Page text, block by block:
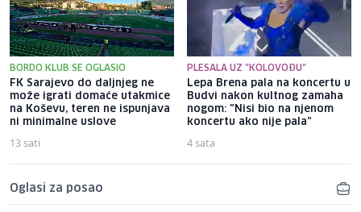
BORDO KLUB SE OGLASIO
FK Sarajevo do daljnjeg ne
može igrati domaće utakmice
na Koševu, teren ne ispunjava
ni minimalne uslove
13 sati
PLESALA UZ "KOLOVOĐU"
Lepa Brena pala na koncertu u
Budvi nakon kultnog zamaha
nogom: "Nisi bio na njenom
koncertu ako nije pala"
4 sata
Oglasi za posao